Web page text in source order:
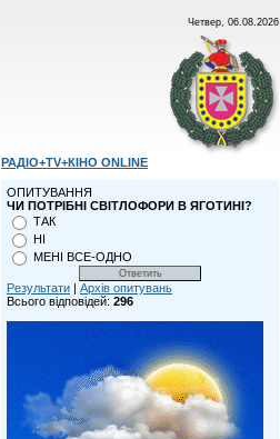
Четвер, 06.08.2026
РАДІО+TV+КІНО ONLINE
ОПИТУВАННЯ
ЧИ ПОТРІБНІ СВІТЛОФОРИ В ЯГОТИНІ?
ТАК
НІ
МЕНІ ВСЕ-ОДНО
Результати | Архів опитувань
Всього відповідей: 296